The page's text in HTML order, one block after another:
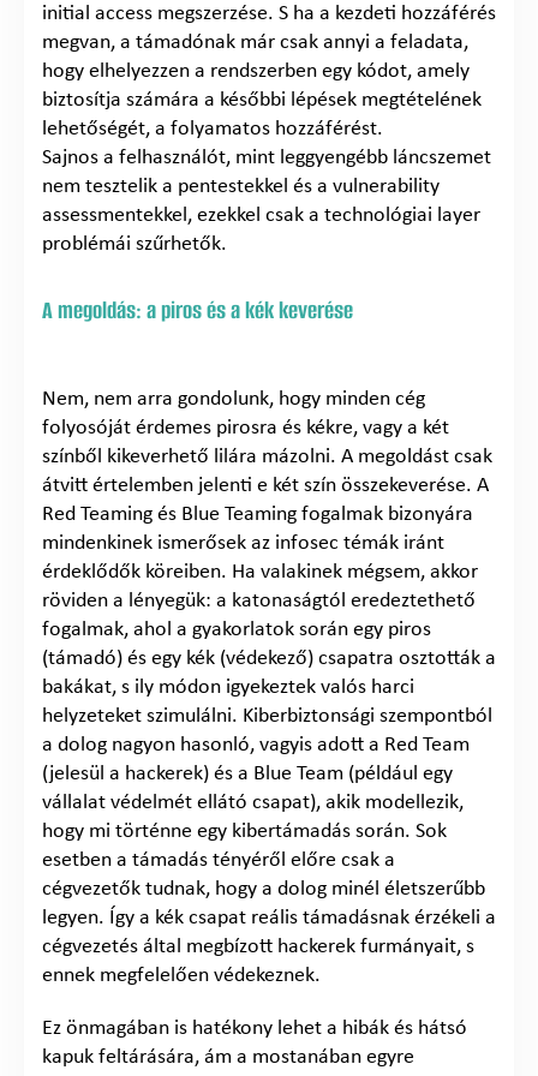
initial access megszerzése. S ha a kezdeti hozzáférés
megvan, a támadónak már csak annyi a feladata,
hogy elhelyezzen a rendszerben egy kódot, amely
biztosítja számára a későbbi lépések megtételének
lehetőségét, a folyamatos hozzáférést.
Sajnos a felhasználót, mint leggyengébb láncszemet
nem tesztelik a pentestekkel és a vulnerability
assessmentekkel, ezekkel csak a technológiai layer
problémái szűrhetők.
A megoldás: a piros és a kék keverése
Nem, nem arra gondolunk, hogy minden cég
folyosóját érdemes pirosra és kékre, vagy a két
színből kikeverhető lilára mázolni. A megoldást csak
átvitt értelemben jelenti e két szín összekeverése. A
Red Teaming és Blue Teaming fogalmak bizonyára
mindenkinek ismerősek az infosec témák iránt
érdeklődők köreiben. Ha valakinek mégsem, akkor
röviden a lényegük: a katonaságtól eredeztethető
fogalmak, ahol a gyakorlatok során egy piros
(támadó) és egy kék (védekező) csapatra osztották a
bakákat, s ily módon igyekeztek valós harci
helyzeteket szimulálni. Kiberbiztonsági szempontból
a dolog nagyon hasonló, vagyis adott a Red Team
(jelesül a hackerek) és a Blue Team (például egy
vállalat védelmét ellátó csapat), akik modellezik,
hogy mi történne egy kibertámadás során. Sok
esetben a támadás tényéről előre csak a
cégvezetők tudnak, hogy a dolog minél életszerűbb
legyen. Így a kék csapat reális támadásnak érzékeli a
cégvezetés által megbízott hackerek furmányait, s
ennek megfelelően védekeznek.
Ez önmagában is hatékony lehet a hibák és hátsó
kapuk feltárására, ám a mostanában egyre